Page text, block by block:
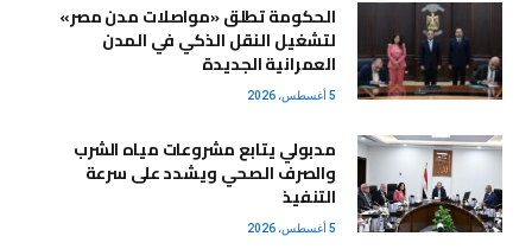
الحكومة تطلق «مواصلات مدن مصر»
لتشغيل النقل الذكي في المدن
العمرانية الجديدة
5 أغسطس، 2026
مدبولي يتابع مشروعات مياه الشرب
والصرف الصحي ويشدد على سرعة
التنفيذ
5 أغسطس، 2026